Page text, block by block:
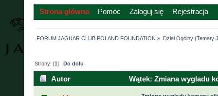
Strona główna Pomoc Zaloguj się Rejestracja
FORUM JAGUAR CLUB POLAND FOUNDATION » Dział Ogólny (Tematy
Strony: [1] Do dołu
Autor Wątek: Zmiana wygladu